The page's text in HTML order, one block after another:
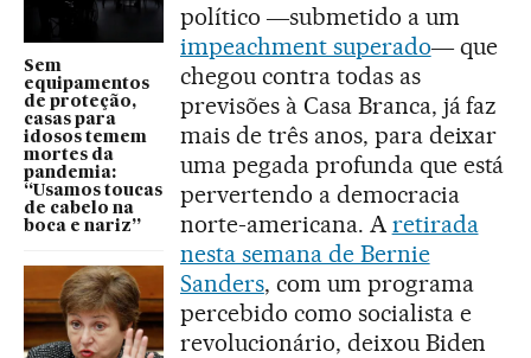
Sem
equipamentos
de proteção,
casas para
idosos temem
mortes da
pandemia:
“Usamos toucas
de cabelo na
boca e nariz”
político ―submetido a um
impeachment superado― que
chegou contra todas as
previsões à Casa Branca, já faz
mais de três anos, para deixar
uma pegada profunda que está
pervertendo a democracia
norte-americana. Aretirada
nesta semana de Bernie
Sanders, com um programa
percebido como socialista e
revolucionário, deixou Biden